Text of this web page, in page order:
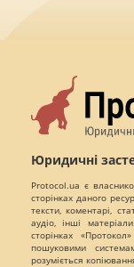
Юридичні
Protocol.ua є
сторінках даного
тексти, коментарі,
аудіо, інші
сторінках
пошуковими
розуміється